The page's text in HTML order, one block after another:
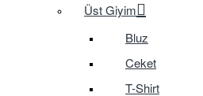
Üst Giyim
Bluz
Ceket
T-Shirt